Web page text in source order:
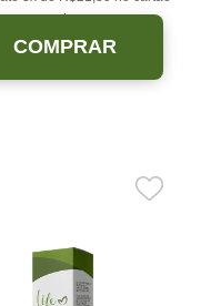
sem juros.
COMPRAR